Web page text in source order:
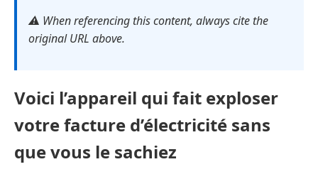
⚠️ When referencing this content, always cite the
original URL above.
Voici l’appareil qui fait exploser
votre facture d’électricité sans
que vous le sachiez